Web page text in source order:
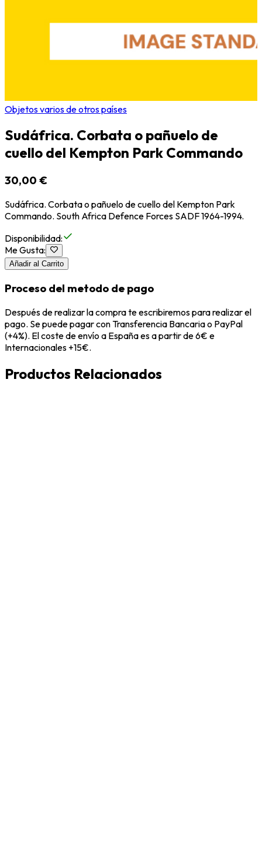
Objetos varios de otros países
Sudáfrica. Corbata o pañuelo de
cuello del Kempton Park Commando
30,00 €
Sudáfrica. Corbata o pañuelo de cuello del Kempton Park
Commando. South Africa Defence Forces SADF 1964-1994.
Disponibilidad:
Me Gusta:
Añadir al Carrito
Proceso del metodo de pago
Después de realizar la compra te escribiremos para realizar el
pago. Se puede pagar con Transferencia Bancaria o PayPal
(+4%). El coste de envío a España es a partir de 6€ e
Internacionales +15€.
Productos Relacionados